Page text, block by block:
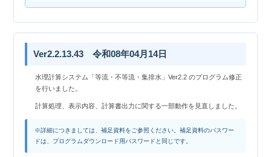
Ver2.2.13.43 令和08年04月14日
水理計算システム「等流・不等流・集排水」Ver2.2 のプログラム修正
を行いました。
計算処理、表示内容、計算書出力に関する一部動作を見直しました。
※詳細につきましては、補足資料をご参照ください。補足資料のパスワー
ドは、プログラムダウンロード用パスワードと同じです。